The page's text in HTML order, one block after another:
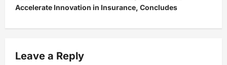
a
v
g
Accelerate Innovation in Insurance, Concludes
Leave a Reply